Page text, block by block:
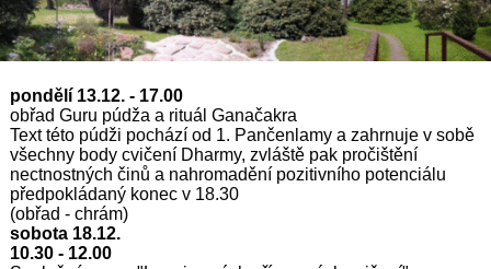
pondělí 13.12. - 17.00
obřad Guru púdža a rituál Ganačakra
Text této púdži pochází od 1. Pančenlamy a zahrnuje v sobě
všechny body cvičení Dharmy, zvláště pak pročištění
nectnostných činů a nahromadění pozitivního potenciálu
předpokládaný konec v 18.30
(obřad - chrám)
sobota 18.12.
10.30 - 12.00